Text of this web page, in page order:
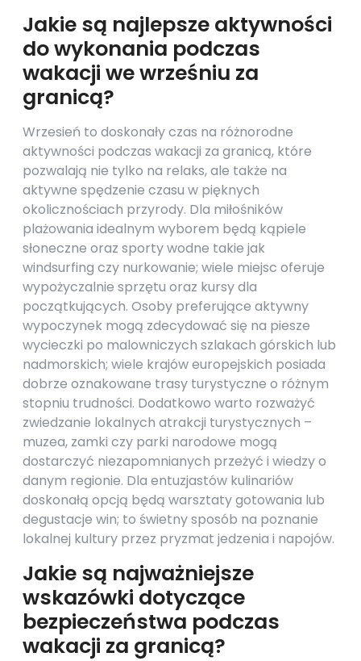
Jakie są najlepsze aktywności
do wykonania podczas
wakacji we wrześniu za
granicą?
Wrzesień to doskonały czas na różnorodne
aktywności podczas wakacji za granicą, które
pozwalają nie tylko na relaks, ale także na
aktywne spędzenie czasu w pięknych
okolicznościach przyrody. Dla miłośników
plażowania idealnym wyborem będą kąpiele
słoneczne oraz sporty wodne takie jak
windsurfing czy nurkowanie; wiele miejsc oferuje
wypożyczalnie sprzętu oraz kursy dla
początkujących. Osoby preferujące aktywny
wypoczynek mogą zdecydować się na piesze
wycieczki po malowniczych szlakach górskich lub
nadmorskich; wiele krajów europejskich posiada
dobrze oznakowane trasy turystyczne o różnym
stopniu trudności. Dodatkowo warto rozważyć
zwiedzanie lokalnych atrakcji turystycznych –
muzea, zamki czy parki narodowe mogą
dostarczyć niezapomnianych przeżyć i wiedzy o
danym regionie. Dla entuzjastów kulinariów
doskonałą opcją będą warsztaty gotowania lub
degustacje win; to świetny sposób na poznanie
lokalnej kultury przez pryzmat jedzenia i napojów.
Jakie są najważniejsze
wskazówki dotyczące
bezpieczeństwa podczas
wakacji za granicą?